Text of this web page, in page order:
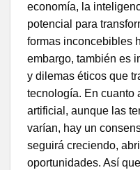
economía, la
potencial para
formas inconcebibles
embargo, también es
y dilemas éticos que
tecnología. En cuanto
artificial, aunque las
varían, hay un
seguirá creciendo,
oportunidades. Así